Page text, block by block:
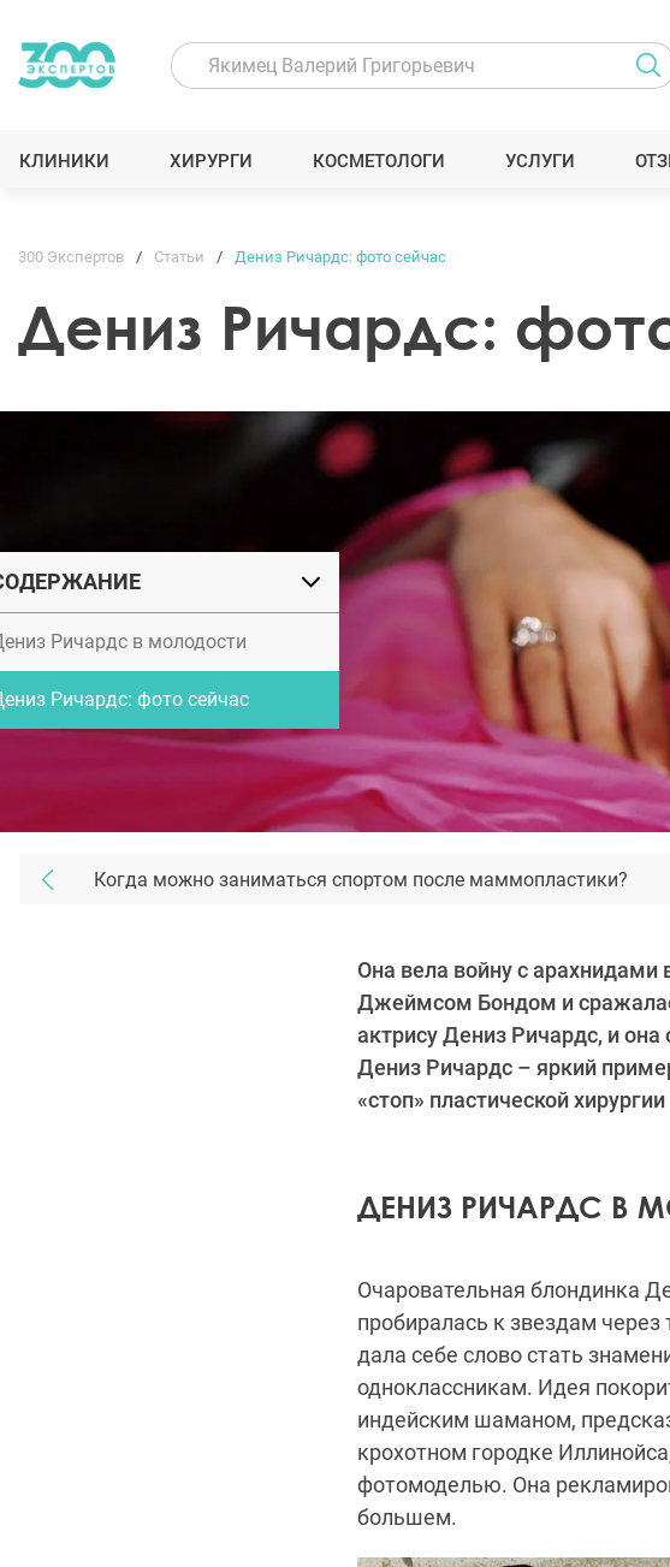
КЛИНИКИ ХИРУРГИ КОСМЕТОЛОГИ УСЛУГИ
Ричардс в молодости
Ричардс: фото сейчас
300 Экспертов Статьи Дениз Ричардс: фото сейчас
Дениз Ричардс:
Когда можно заниматься спортом после маммопластики?
Она вела войну с арахнидами
Джеймсом Бондом и
актрису Дениз Ричардс, и
Дениз Ричардс – яркий
«стоп» пластической
ДЕНИЗ РИЧАРДС В
Очаровательная блондинка
пробиралась к звездам
дала себе слово стать
одноклассникам. Идея
индейским шаманом,
крохотном городке
фотомоделью. Она
большем.